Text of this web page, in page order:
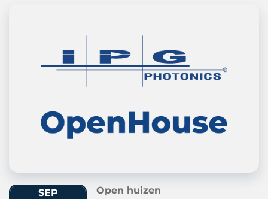
SEP Open huizen